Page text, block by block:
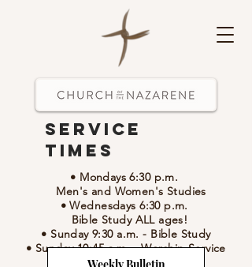
• Mondays 6:30 p.m.
Men's and Women's Studies
• Wednesdays 6:30 p.m.
Bible Study ALL ages!
• Sunday 9:30 a.m. - Bible Study
• Sunday 10:45 a.m.-Worship Service
Service
Times
Weekly Bulletin